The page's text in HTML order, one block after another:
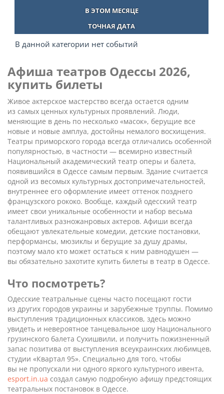
В ЭТОМ МЕСЯЦЕ
ТОЧНАЯ ДАТА
В данной категории нет событий
Афиша театров Одессы 2026,
купить билеты
Живое актерское мастерство всегда остается одним
из самых ценных культурных проявлений. Люди,
меняющие в день по несколько «масок», берущие все
новые и новые амплуа, достойны немалого восхищения.
Театры приморского города всегда отличались особенной
популярностью, в частности — всемирно известный
Национальный академический театр оперы и балета,
появившийся в Одессе самым первым. Здание считается
одной из весомых культурных достопримечательностей,
внутреннее его оформление имеет оттенок позднего
французского рококо. Вообще, каждый одесский театр
имеет свои уникальные особенности и набор весьма
талантливых разножанровых актеров. Афиши всегда
обещают увлекательные комедии, детские постановки,
перформансы, мюзиклы и берущие за душу драмы,
поэтому мало кто может остаться к ним равнодушен —
вы обязательно захотите купить билеты в театр в Одессе.
Что посмотреть?
Одесские театральные сцены часто посещают гости
из других городов украины и зарубежные труппы. Помимо
выступления традиционных классиков, здесь можно
увидеть и невероятное танцевальное шоу Национального
грузинского балета Сухишвили, и получить пожизненный
запас позитива от выступления всеукраинских любимцев,
студии «Квартал 95». Специально для того, чтобы
вы не пропускали ни одного яркого культурного ивента,
esport.in.ua создал самую подробную афишу предстоящих
театральных постановок в Одессе.